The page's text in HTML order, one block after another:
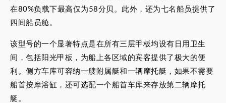
在80%负载下最高仅为58分贝。此外，还为七名船员提供了
四间船员舱。
该型号的一个显著特点是在所有三层甲板均设有日用卫生
间，包括阳光甲板，为船上各区域的宾客提供了极大的便
利。侧方车库可容纳一艘附属艇和一辆摩托艇，如果不需要
船首按摩浴缸，还可选配一个船首车库来存放第二辆摩托
艇。